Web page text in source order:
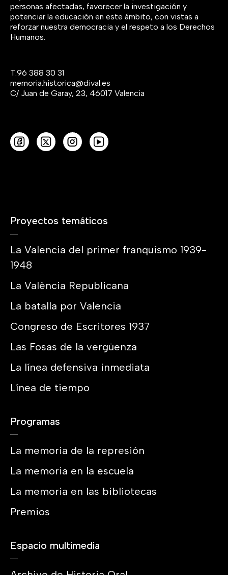
personas afectadas, favorecer la investigación y
potenciar la educación en este ámbito, con vistas a
reforzar nuestra democracia y el respeto a los Derechos
Humanos.
T.96 388 30 31
memoria.historica@dival.es
C/ Juan de Garay, 23, 46017 Valencia
Proyectos temáticos
La Valencia del primer franquismo 1939-
1948
La València Republicana
La batalla por Valencia
Congreso de Escritores 1937
Las Fosas de la vergüenza
La línea defensiva inmediata
Línea de tiempo
Programas
La memoria de la represión
La memoria en la escuela
La memoria en las bibliotecas
Premios
Espacio multimedia